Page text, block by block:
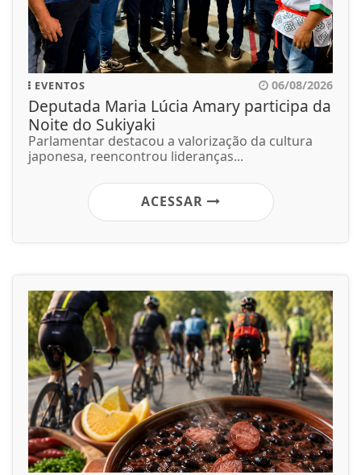
EVENTOS 06/08/2026
Deputada Maria Lúcia Amary participa da
Noite do Sukiyaki
Parlamentar destacou a valorização da cultura
japonesa, reencontrou lideranças...
ACESSAR